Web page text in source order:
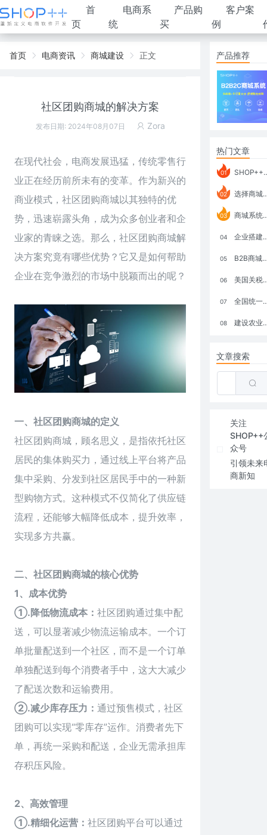
首
页
电商系
统
产品购
买
客户案
例
首页 电商资讯 商城建设 正文
社区团购商城的解决方案
发布日期: 2024年08月07日 Zora
在现代社会，电商发展迅猛，传统零售行
业正在经历前所未有的变革。作为新兴的
商业模式，社区团购商城以其独特的优
势，迅速崭露头角，成为众多创业者和企
业家的青睐之选。那么，社区团购商城解
决方案究竟有哪些优势？它又是如何帮助
企业在竞争激烈的市场中脱颖而出的呢？
一、社区团购商城的定义
社区团购商城 ，顾名思义，是指依托社区
居民的集体购买力，通过线上平台将产品
集中采购、分发到社区居民手中的一种新
型购物方式。这种模式不仅简化了供应链
流程，还能够大幅降低成本，提升效率，
实现多方共赢。
二、社区团购商城的核心优势
1、成本优势
①.降低物流成本： 社区团购通过集中配
送，可以显著减少物流运输成本。一个订
单批量配送到一个社区，而不是一个订单
单独配送到每个消费者手中，这大大减少
了配送次数和运输费用。
②.减少库存压力： 通过预售模式，社区
团购可以实现“零库存”运作。消费者先下
单，再统一采购和配送，企业无需承担库
存积压风险。
2、高效管理
①.精细化运营： 社区团购平台可以通过
产品推荐
热门文章
01 SHOP++ B2B2C V9.1 全新发布 新亮点
02 选择商城系统要考虑哪些问题？
03 商城系统如何打通跨境电商模式？
04 企业搭建积分商城系统要注意什么？
05 B2B商城系统搭建：开发语言、功能、优势分析
06 美国关税政策冲击全球电商格局：五大类平台受重创，转型与自救成关键
07 全国统一大市场：电商如何掘金新蓝海？
08 建设农业强国，网上商城来助力！
文章搜索
关注
SHOP++
众号
引领未来
商新知